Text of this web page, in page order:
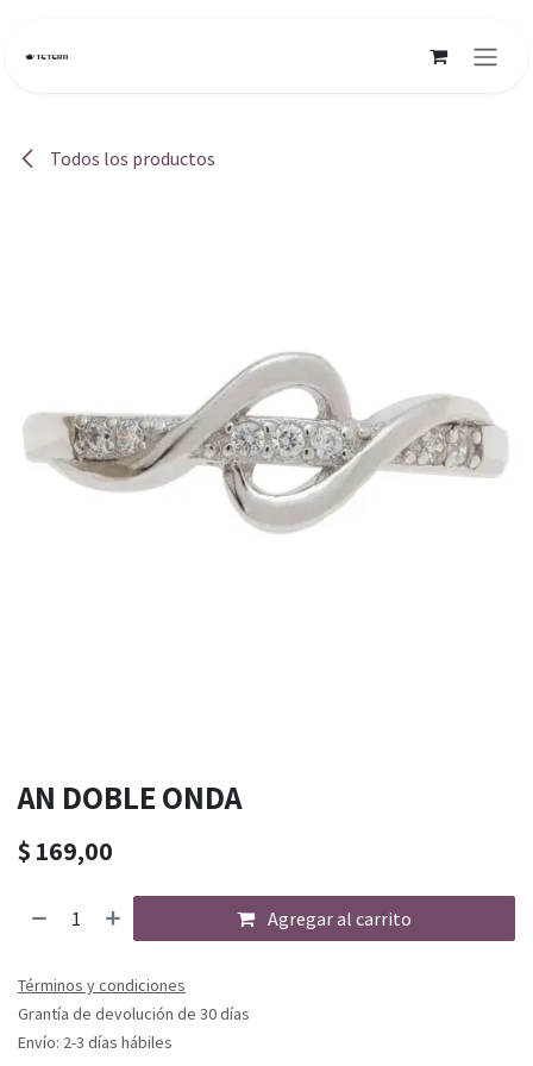
Todos los productos
AN DOBLE ONDA
$ 169,00
Agregar al carrito
Términos y condiciones
Grantía de devolución de 30 días
Envío: 2-3 días hábiles